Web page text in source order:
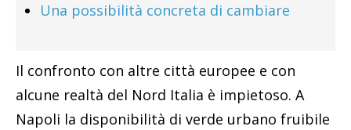
Una possibilità concreta di cambiare
Il confronto con altre città europee e con
alcune realtà del Nord Italia è impietoso. A
Napoli la disponibilità di verde urbano fruibile